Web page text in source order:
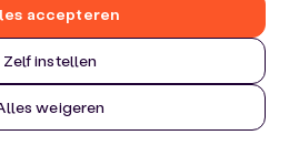
Zelf instellen
weigeren
accepteren